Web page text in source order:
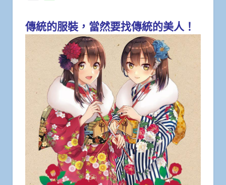
傳統的服裝，當然要找傳統的美人！